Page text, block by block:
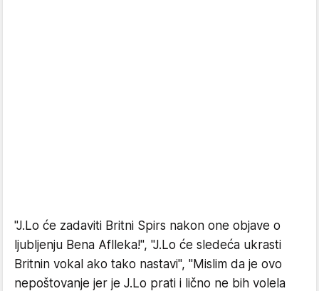
"J.Lo će zadaviti Britni Spirs nakon one objave o
ljubljenju Bena Aflleka!", "J.Lo će sledeća ukrasti
Britnin vokal ako tako nastavi", "Mislim da je ovo
nepoštovanje jer je J.Lo prati i lično ne bih volela